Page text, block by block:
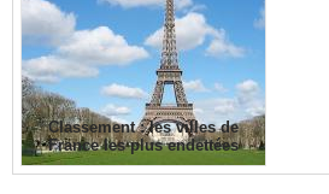
Classement : les villes de
France les plus endettées